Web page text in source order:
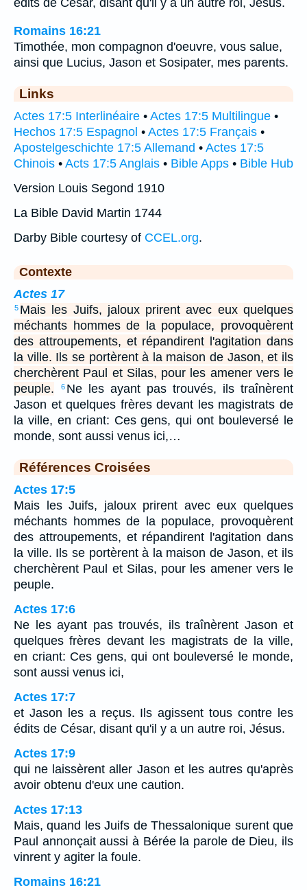
édits de César, disant qu'il y a un autre roi, Jésus.
Romains 16:21
Timothée, mon compagnon d'oeuvre, vous salue,
ainsi que Lucius, Jason et Sosipater, mes parents.
Links
Actes 17:5 Interlinéaire • Actes 17:5 Multilingue •
Hechos 17:5 Espagnol • Actes 17:5 Français •
Apostelgeschichte 17:5 Allemand • Actes 17:5
Chinois • Acts 17:5 Anglais • Bible Apps • Bible Hub
Version Louis Segond 1910
La Bible David Martin 1744
Darby Bible courtesy of CCEL.org.
Contexte
Actes 17
5 Mais les Juifs, jaloux prirent avec eux quelques
méchants hommes de la populace, provoquèrent
des attroupements, et répandirent l'agitation dans
la ville. Ils se portèrent à la maison de Jason, et ils
cherchèrent Paul et Silas, pour les amener vers le
peuple.
6 Ne les ayant pas trouvés, ils traînèrent
Jason et quelques frères devant les magistrats de
la ville, en criant: Ces gens, qui ont bouleversé le
monde, sont aussi venus ici,…
Références Croisées
Actes 17:5
Mais les Juifs, jaloux prirent avec eux quelques
méchants hommes de la populace, provoquèrent
des attroupements, et répandirent l'agitation dans
la ville. Ils se portèrent à la maison de Jason, et ils
cherchèrent Paul et Silas, pour les amener vers le
peuple.
Actes 17:6
Ne les ayant pas trouvés, ils traînèrent Jason et
quelques frères devant les magistrats de la ville,
en criant: Ces gens, qui ont bouleversé le monde,
sont aussi venus ici,
Actes 17:7
et Jason les a reçus. Ils agissent tous contre les
édits de César, disant qu'il y a un autre roi, Jésus.
Actes 17:9
qui ne laissèrent aller Jason et les autres qu'après
avoir obtenu d'eux une caution.
Actes 17:13
Mais, quand les Juifs de Thessalonique surent que
Paul annonçait aussi à Bérée la parole de Dieu, ils
vinrent y agiter la foule.
Romains 16:21